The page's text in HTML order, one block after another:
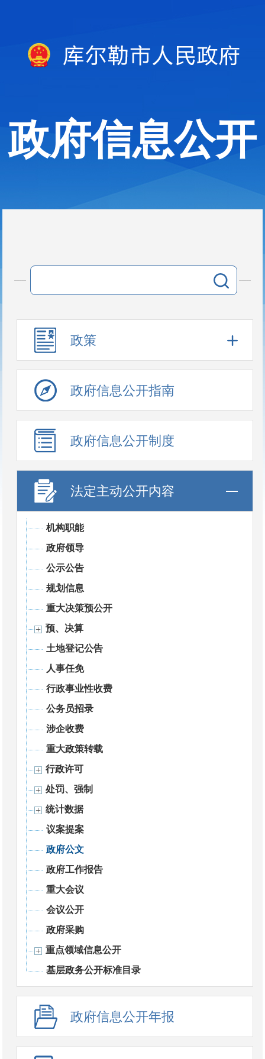
政府信息公开
政策
政府信息公开指南
政府信息公开制度
法定主动公开内容
机构职能
政府领导
公示公告
规划信息
重大决策预公开
预、决算
土地登记公告
人事任免
行政事业性收费
公务员招录
涉企收费
重大政策转载
行政许可
处罚、强制
统计数据
议案提案
政府公文
政府工作报告
重大会议
会议公开
政府采购
重点领域信息公开
基层政务公开标准目录
政府信息公开年报